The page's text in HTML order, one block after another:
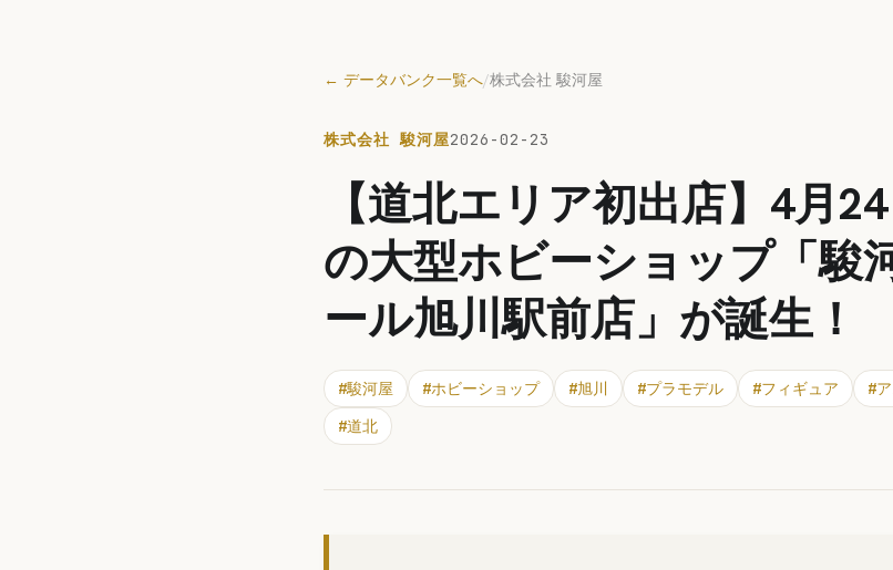
← データバンク一覧へ/株式会社 駿河屋
株式会社 駿河屋2026-02-23
【道北エリア初出店】4月
の大型ホビーショップ「駿
ール旭川駅前店」が誕生！
#駿河屋 #ホビーショップ #旭川 #プラモデル #フィギュア #
#道北